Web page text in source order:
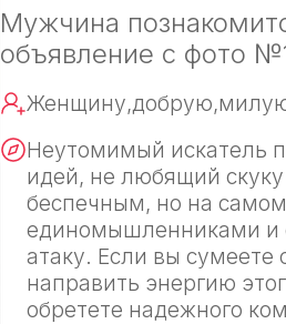
Мужчина
объявление с фото
Неутомимый искатель
идей, не любящий
беспечным, но на
единомышленниками и
атаку. Если вы
направить энергию
обретете надежного